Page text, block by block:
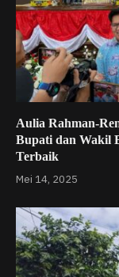
Aulia Rahman-
Bupati dan Wakil
Terbaik
Mei 14, 2025